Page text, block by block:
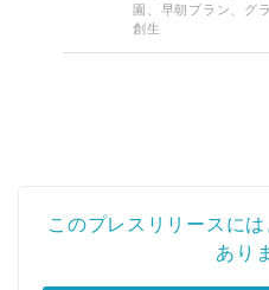
園、早朝プラン、グ
創生
このプレスリリースに
あり